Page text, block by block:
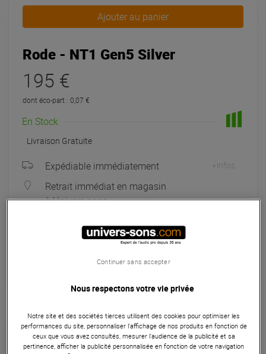
Ajouter au panier
Rode - NT1 Gen5 Silver
195 €
dont éco-part : 0,07 €
En Stock
Livraison Gratuite
Expédiable immédiatement +infos
Retrait immédiat en magasin
à Univers-sons
10x 12x
/ mois
Mensualités :
Coût de financement :
Seconde Vie : A partir de 156 €
Choisir mon grade
Nous respectons votre vie privée
Notre site et des sociétés tierces utilisent des cookies pour optimiser les
performances du site, personnaliser l’affichage de nos produits en fonction de
ceux que vous avez consultés, mesurer l'audience de la publicité et sa
pertinence, afficher la publicité personnalisée en fonction de votre navigation
Continuer sans accepter